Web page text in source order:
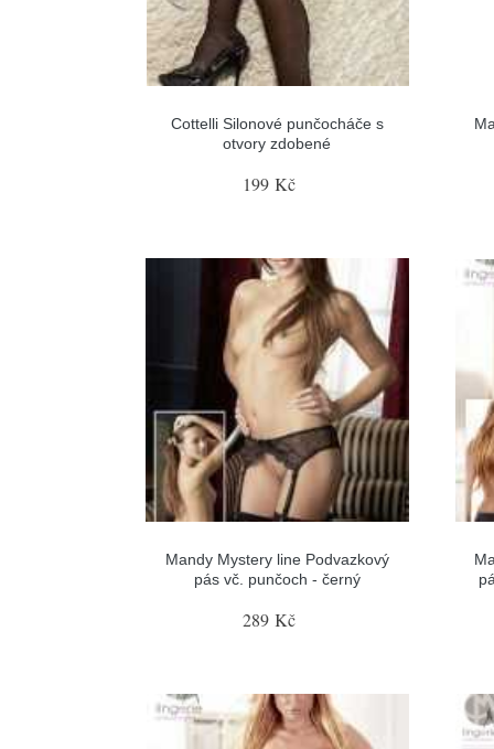
Cottelli Silonové punčocháče s
otvory zdobené
199 Kč
Mandy Mystery line Podvazkový
pás vč. punčoch - černý
289 Kč